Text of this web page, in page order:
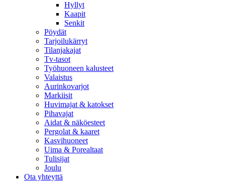
Hyllyt
Kaapit
Senkit
Pöydät
Tarjoilukärryt
Tilanjakajat
Tv-tasot
Työhuoneen kalusteet
Valaistus
Aurinkovarjot
Markiisit
Huvimajat & katokset
Pihavajat
Aidat & näköesteet
Pergolat & kaaret
Kasvihuoneet
Uima & Porealtaat
Tulisijat
Joulu
Ota yhteyttä